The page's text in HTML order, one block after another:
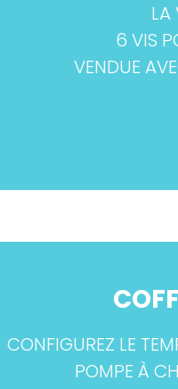
LA
6 VIS
VENDUE
CONFIGUREZ LE
POMPE À